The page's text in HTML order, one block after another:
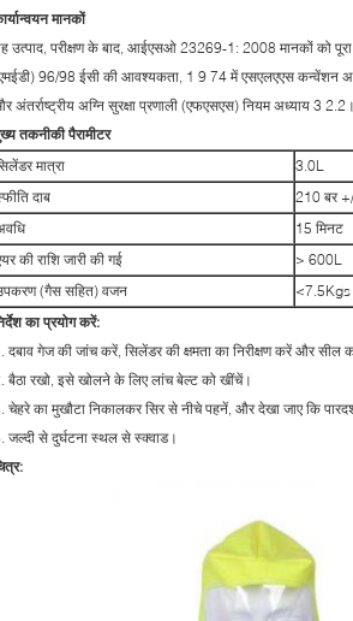
मानकों
उत्पाद, परीक्षण के बाद, आईएसओ 23269-1: 2008 मानकों को
96/98 ईसी की आवश्यकता, 1 9 74 में एसएलएएस कन्वेंशन
अंतर्राष्ट्रीय अग्नि सुरक्षा प्रणाली (एफएसएस) नियम अध्याय 3 2.2।
तकनीकी पैरामीटर
मात्रा
3.0L
दाब
210 बर
15 मिनट
की राशि जारी की गई
> 600L
(गैस सहित) वजन
<7.5Kgs
का प्रयोग करें:
दबाव गेज की जांच करें, सिलेंडर की क्षमता का निरीक्षण करें और सील
बैठा रखो, इसे खोलने के लिए लांच बेल्ट को खींचें।
चेहरे का मुखौटा निकालकर सिर से नीचे पहनें, और देखा जाए कि
जल्दी से दुर्घटना स्थल से स्क्वाड।